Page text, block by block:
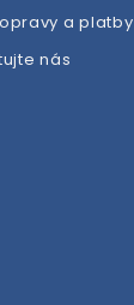
a platby
nás